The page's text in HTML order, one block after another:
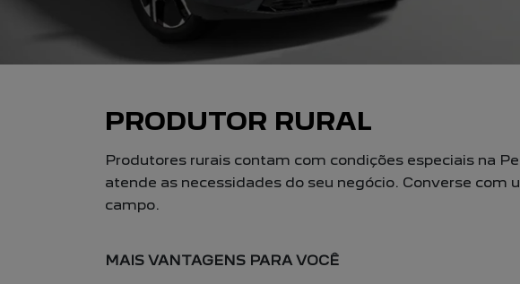
PRODUTOR RURAL
Produtores rurais contam com condições especiais na
atende as necessidades do seu negócio. Converse com
campo.
MAIS VANTAGENS PARA VOCÊ